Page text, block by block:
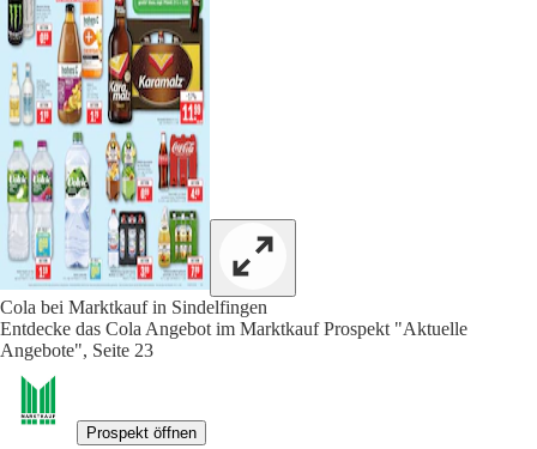
Cola bei Marktkauf in Sindelfingen
Entdecke das Cola Angebot im Marktkauf Prospekt "Aktuelle
Angebote", Seite 23
Prospekt öffnen